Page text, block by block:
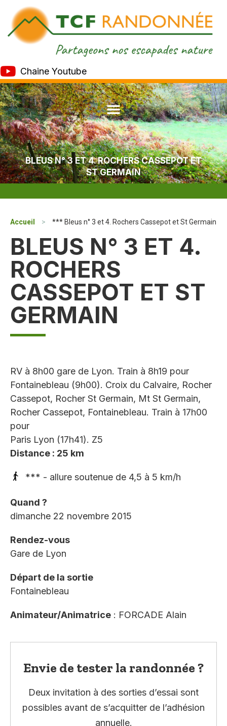
Chaine Youtube
BLEUS N° 3 ET 4. ROCHERS CASSEPOT ET
ST GERMAIN
Accueil > *** Bleus n° 3 et 4. Rochers Cassepot et St Germain
BLEUS N° 3 ET 4.
ROCHERS
CASSEPOT ET ST
GERMAIN
RV à 8h00 gare de Lyon. Train à 8h19 pour
Fontainebleau (9h00). Croix du Calvaire, Rocher
Cassepot, Rocher St Germain, Mt St Germain,
Rocher Cassepot, Fontainebleau. Train à 17h00
pour
Paris Lyon (17h41). Z5
Distance : 25 km
*** - allure soutenue de 4,5 à 5 km/h
Quand ?
dimanche 22 novembre 2015
Rendez-vous
Gare de Lyon
Départ de la sortie
Fontainebleau
Animateur/Animatrice : FORCADE Alain
Envie de tester la randonnée ?
Deux invitation à des sorties d’essai sont
possibles avant de s’acquitter de l’adhésion
annuelle.